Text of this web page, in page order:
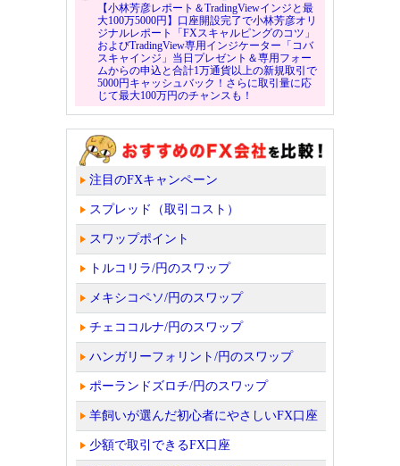
【小林芳彦レポート＆TradingViewインジと最
大100万5000円】口座開設完了で小林芳彦オリ
ジナルレポート「FXスキャルピングのコツ」
およびTradingView専用インジケーター「コバ
スキャインジ」当日プレゼント＆専用フォー
ムからの申込と合計1万通貨以上の新規取引で
5000円キャッシュバック！さらに取引量に応
じて最大100万円のチャンスも！
注目のFXキャンペーン
スプレッド（取引コスト）
スワップポイント
トルコリラ/円のスワップ
メキシコペソ/円のスワップ
チェココルナ/円のスワップ
ハンガリーフォリント/円のスワップ
ポーランドズロチ/円のスワップ
羊飼いが選んだ初心者にやさしいFX口座
少額で取引できるFX口座